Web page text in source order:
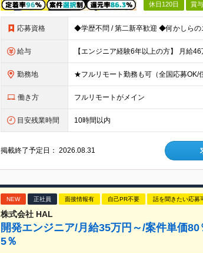
休日120日 賞
応募資格
給与
勤務地
働き方 フルリモートがメイン
目安残業時間 10時間以内
掲載終了予定日：2026.08.31
NEW 正社員 面接情報有 自己PR不要 話を聞きたい応募
株式会社 HAL
開発エンジニア/月給35万円～/案件単価
5％